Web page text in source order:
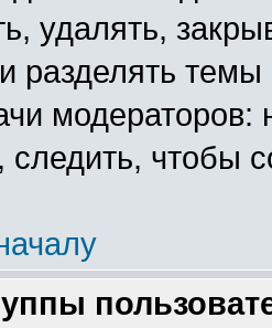
удалять,
разделять
следить, чтобы